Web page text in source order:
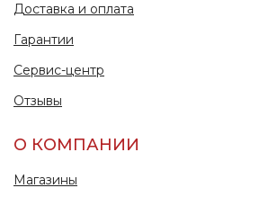
Доставка и оплата
Гарантии
Сервис-центр
Отзывы
О КОМПАНИИ
Магазины